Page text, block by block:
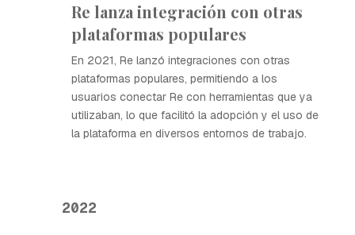
Re lanza integración con otras
plataformas populares
En 2021, Re lanzó integraciones con otras
plataformas populares, permitiendo a los
usuarios conectar Re con herramientas que ya
utilizaban, lo que facilitó la adopción y el uso de
la plataforma en diversos entornos de trabajo.
2022